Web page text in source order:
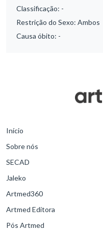
Classificação: -
Restrição do Sexo: Ambos
Causa óbito: -
Início
Sobre nós
SECAD
Jaleko
Artmed360
Artmed Editora
Pós Artmed